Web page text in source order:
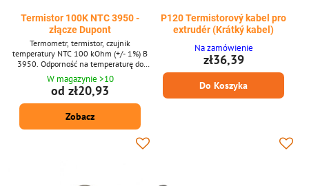
Termistor 100K NTC 3950 -
złącze Dupont
Termometr, termistor, czujnik
temperatury NTC 100 kOhm (+/- 1%) B
3950. Odporność na temperaturę do
350°C. Nadaje się do drukarek 3D (do
hotendu, podkładki i dyszy).
W magazynie >10
od zł20,93
Zobacz
P120 Termistorový kabel pro
extrudér (Krátký kabel)
Na zamówienie
zł36,39
Do Koszyka